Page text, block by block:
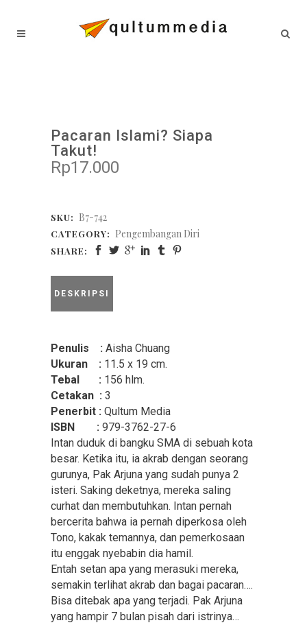
Pacaran Islami? Siapa
Takut!
Rp17.000
SKU: B7-742
CATEGORY: Pengembangan Diri
SHARE:
DESKRIPSI
Penulis : Aisha Chuang
Ukuran : 11.5 x 19 cm.
Tebal : 156 hlm.
Cetakan : 3
Penerbit : Qultum Media
ISBN : 979-3762-27-6
Intan duduk di bangku SMA di sebuah kota
besar. Ketika itu, ia akrab dengan seorang
gurunya, Pak Arjuna yang sudah punya 2
isteri. Saking deketnya, mereka saling
curhat dan membutuhkan. Intan pernah
bercerita bahwa ia pernah diperkosa oleh
Tono, kakak temannya, dan pemerkosaan
itu enggak nyebabin dia hamil.
Entah setan apa yang merasuki mereka,
semakin terlihat akrab dan bagai pacaran….
Bisa ditebak apa yang terjadi. Pak Arjuna
yang hampir 7 bulan pisah dari istrinya…